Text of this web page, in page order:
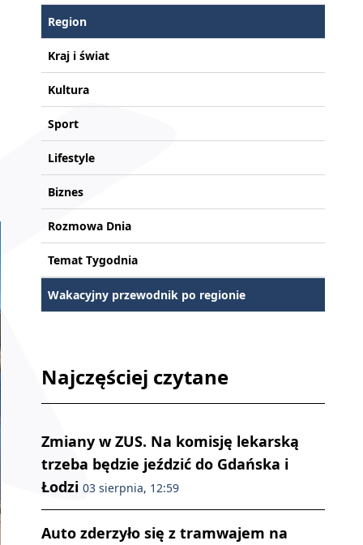
Region
Kraj i świat
Kultura
Sport
Lifestyle
Biznes
Rozmowa Dnia
Temat Tygodnia
Wakacyjny przewodnik po regionie
Najczęściej czytane
Zmiany w ZUS. Na komisję lekarską
trzeba będzie jeździć do Gdańska i
Łodzi 03 sierpnia, 12:59
Auto zderzyło się z tramwajem na